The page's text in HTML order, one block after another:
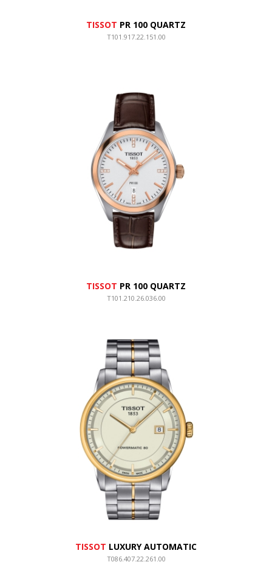
TISSOT PR 100 QUARTZ
T101.917.22.151.00
TISSOT PR 100 QUARTZ
T101.210.26.036.00
TISSOT LUXURY AUTOMATIC
T086.407.22.261.00